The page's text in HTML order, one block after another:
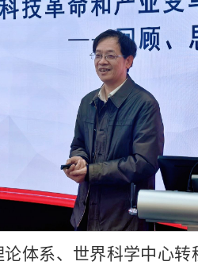
体系、世界科学中心